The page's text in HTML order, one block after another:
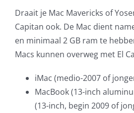
Draait je Mac Mavericks of
Capitan ook. De Mac dient
en minimaal 2 GB ram te
Macs kunnen overweg met El
iMac (medio-2007 of
MacBook (13-inch
(13-inch, begin 2009 of